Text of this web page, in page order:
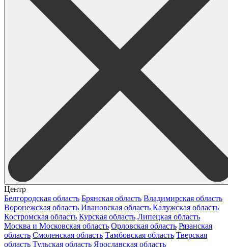
Центр
Белгородская область Брянская область Владимирская область
Воронежская область Ивановская область Калужская область
Костромская область Курская область Липецкая область
Москва и Московская область Орловская область Рязанская
область Смоленская область Тамбовская область Тверская
область Тульская область Ярославская область